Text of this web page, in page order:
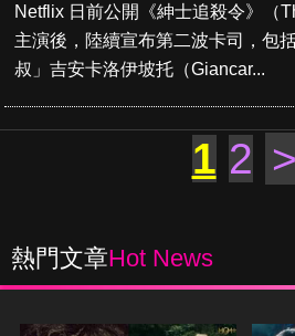
Netflix 日前公開《紳士追殺令》（
主演後，陸續宣布第二波卡司，包
叔」吉安卡洛伊坡托（Giancar...
1 2 >
熱門文章Hot News